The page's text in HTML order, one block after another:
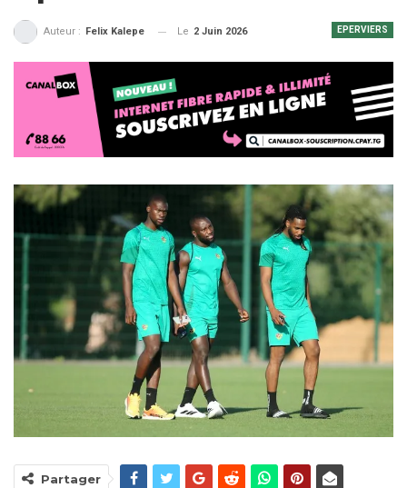
EPERVIERS
Auteur : Felix Kalepe Le 2 Juin 2026
Partager